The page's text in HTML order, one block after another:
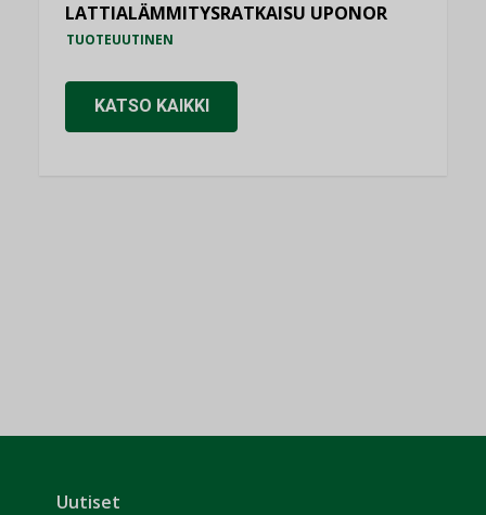
LATTIALÄMMITYSRATKAISU UPONOR
TUOTEUUTINEN
KATSO KAIKKI
Uutiset